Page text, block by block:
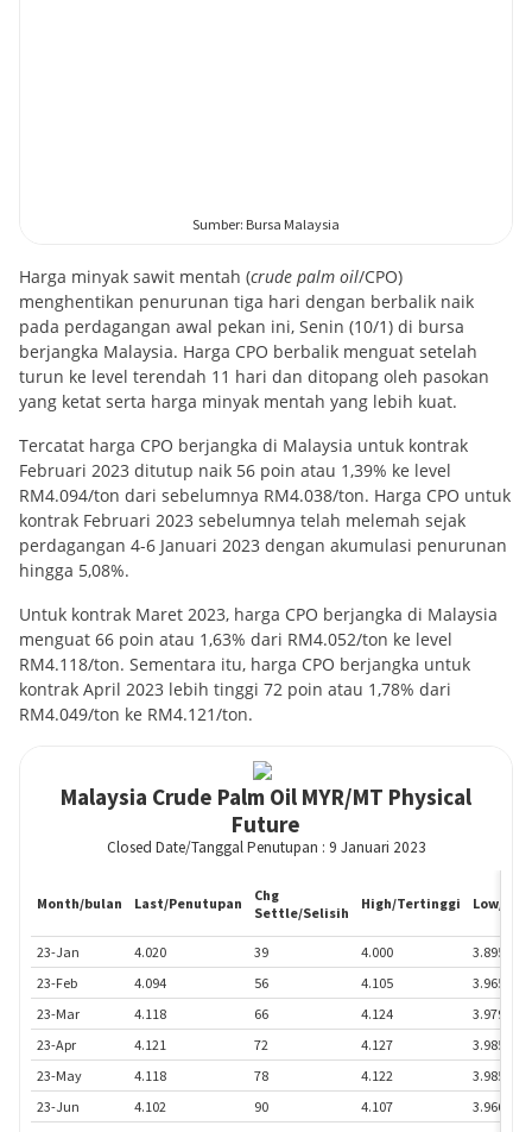
Harga minyak sawit mentah (crude palm oil/CPO)
menghentikan penurunan tiga hari dengan berbalik naik
pada perdagangan awal pekan ini, Senin (10/1) di bursa
berjangka Malaysia. Harga CPO berbalik menguat setelah
turun ke level terendah 11 hari dan ditopang oleh pasokan
yang ketat serta harga minyak mentah yang lebih kuat.
Tercatat harga CPO berjangka di Malaysia untuk kontrak
Februari 2023 ditutup naik 56 poin atau 1,39% ke level
RM4.094/ton dari sebelumnya RM4.038/ton. Harga CPO untuk
kontrak Februari 2023 sebelumnya telah melemah sejak
perdagangan 4-6 Januari 2023 dengan akumulasi penurunan
hingga 5,08%.
Untuk kontrak Maret 2023, harga CPO berjangka di Malaysia
menguat 66 poin atau 1,63% dari RM4.052/ton ke level
RM4.118/ton. Sementara itu, harga CPO berjangka untuk
kontrak April 2023 lebih tinggi 72 poin atau 1,78% dari
RM4.049/ton ke RM4.121/ton.